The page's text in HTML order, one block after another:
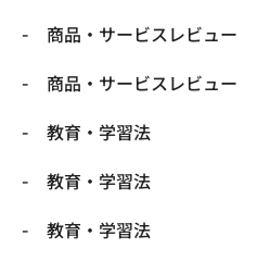
商品・サービスレビュー
商品・サービスレビュー
教育・学習法
教育・学習法
教育・学習法